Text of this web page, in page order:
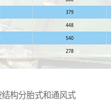
构分胎式和通风式